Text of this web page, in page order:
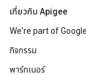
เกี่ยวกับ Apigee
We're part of Google
กิจกรรม
พาร์ทเนอร์